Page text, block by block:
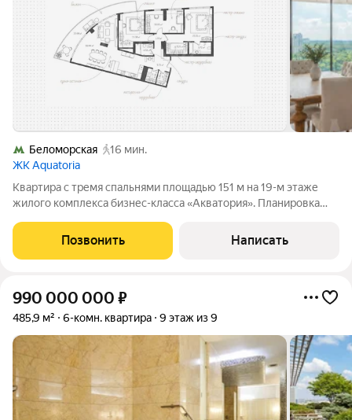
Беломорская
16 мин.
ЖК Aquatoria
Квартира с тремя спальнями площадью 151 м на 19-м этаже
жилого комплекса бизнес-класса «Акватория». Планировка
собственной ванной комнатой и гардеробной, две
дополнительные спальни, санузел и
Позвонить Написать
990 000 000 ₽
485,9 м² 6-комн. квартира 9 этаж из 9